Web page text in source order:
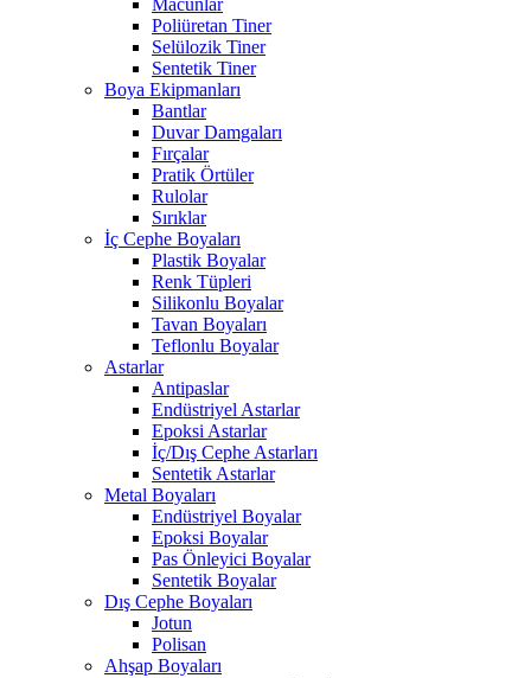
Macunlar
Poliüretan Tiner
Selülozik Tiner
Sentetik Tiner
Boya Ekipmanları
Bantlar
Duvar Damgaları
Fırçalar
Pratik Örtüler
Rulolar
Sırıklar
İç Cephe Boyaları
Plastik Boyalar
Renk Tüpleri
Silikonlu Boyalar
Tavan Boyaları
Teflonlu Boyalar
Astarlar
Antipaslar
Endüstriyel Astarlar
Epoksi Astarlar
İç/Dış Cephe Astarları
Sentetik Astarlar
Metal Boyaları
Endüstriyel Boyalar
Epoksi Boyalar
Pas Önleyici Boyalar
Sentetik Boyalar
Dış Cephe Boyaları
Jotun
Polisan
Ahşap Boyaları